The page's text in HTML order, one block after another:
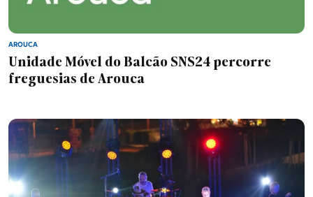
AROUCA
Unidade Móvel do Balcão SNS24 percorre
freguesias de Arouca